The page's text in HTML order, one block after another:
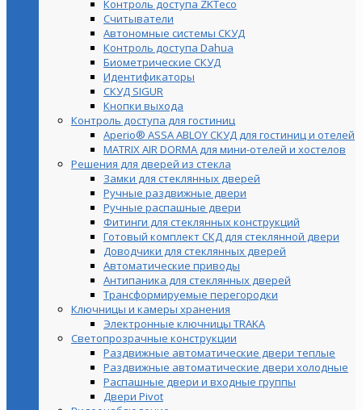
Контроль доступа ZKTeco
Считыватели
Автономные системы СКУД
Контроль доступа Dahua
Биометрические СКУД
Идентификаторы
СКУД SIGUR
Кнопки выхода
Контроль доступа для гостиниц
Aperio® ASSA ABLOY СКУД для гостиниц и отелей
MATRIX AIR DORMA для мини-отелей и хостелов
Решения для дверей из стекла
Замки для стеклянных дверей
Ручные раздвижные двери
Ручные распашные двери
Фитинги для стеклянных конструкций
Готовый комплект СКД для стеклянной двери
Доводчики для стеклянных дверей
Автоматические приводы
Антипаника для стеклянных дверей
Трансформируемые перегородки
Ключницы и камеры хранения
Электронные ключницы TRAKA
Светопрозрачные конструкции
Раздвижные автоматические двери теплые
Раздвижные автоматические двери холодные
Распашные двери и входные группы
Двери Pivot